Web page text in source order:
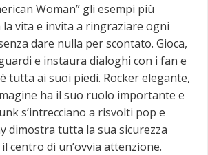
Woman” gli esempi più
la vita e invita a ringraziare ogni
dare nulla per scontato. Gioca,
e instaura dialoghi con i fan e
tutta ai suoi piedi. Rocker elegante,
ha il suo ruolo importante e
s’intrecciano a risvolti pop e
dimostra tutta la sua sicurezza
centro di un’ovvia attenzione.